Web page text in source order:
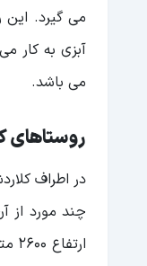
می گیرد.
آبزی به کار
می باشد.
روستاهای
چند مورد از